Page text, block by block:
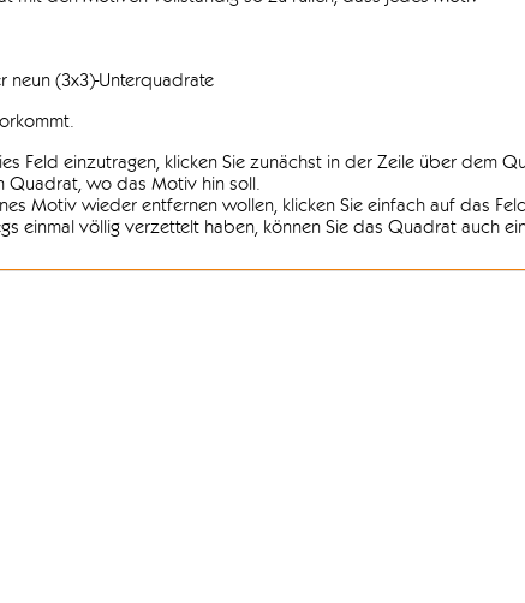
neun (3x3)-Unterquadrate
Feld einzutragen, klicken Sie zunächst in der Zeile über dem
Quadrat, wo das Motiv hin soll.
Motiv wieder entfernen wollen, klicken Sie einfach auf das
einmal völlig verzettelt haben, können Sie das Quadrat auch